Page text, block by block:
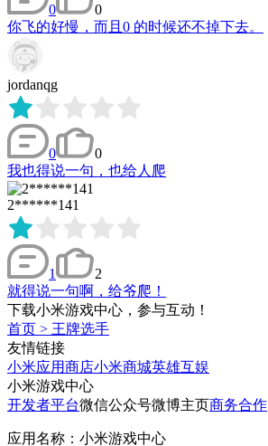
0
0
你飞的好慢，而且0 的时候还不掉下去。
jordanqg
0
0
我也得说一句，也给人爬
2******141
1
2
就得说一句啊，给爷爬！
下载小米游戏中心，参与互动！
首页 > 王牌选手
友情链接
小米应用商店小米商城英雄互娱
小米游戏中心
开发者平台微信公众号微博主页商务合作
应用名称：小米游戏中心